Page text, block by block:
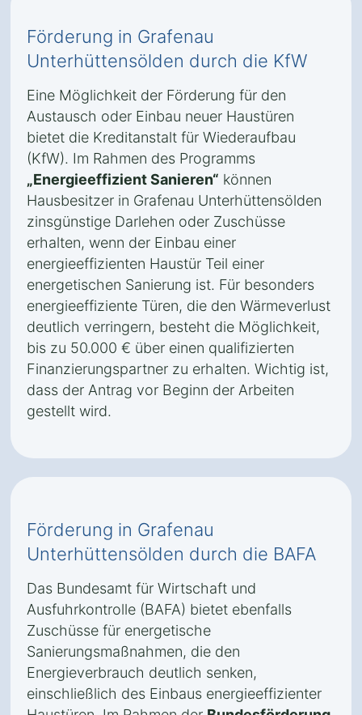
Förderung in Grafenau
Unterhüttensölden durch die KfW
Eine Möglichkeit der Förderung für den
Austausch oder Einbau neuer Haustüren
bietet die Kreditanstalt für Wiederaufbau
(KfW). Im Rahmen des Programms
„Energieeffizient Sanieren“ können
Hausbesitzer in Grafenau Unterhüttensölden
zinsgünstige Darlehen oder Zuschüsse
erhalten, wenn der Einbau einer
energieeffizienten Haustür Teil einer
energetischen Sanierung ist. Für besonders
energieeffiziente Türen, die den Wärmeverlust
deutlich verringern, besteht die Möglichkeit,
bis zu 50.000 € über einen qualifizierten
Finanzierungspartner zu erhalten. Wichtig ist,
dass der Antrag vor Beginn der Arbeiten
gestellt wird.
Förderung in Grafenau
Unterhüttensölden durch die BAFA
Das Bundesamt für Wirtschaft und
Ausfuhrkontrolle (BAFA) bietet ebenfalls
Zuschüsse für energetische
Sanierungsmaßnahmen, die den
Energieverbrauch deutlich senken,
einschließlich des Einbaus energieeffizienter